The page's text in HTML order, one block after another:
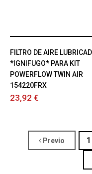
FILTRO DE AIRE
*IGNIFUGO* PARA KIT
POWERFLOW TWIN AIR
154220FRX
23,92 €
Previo 1